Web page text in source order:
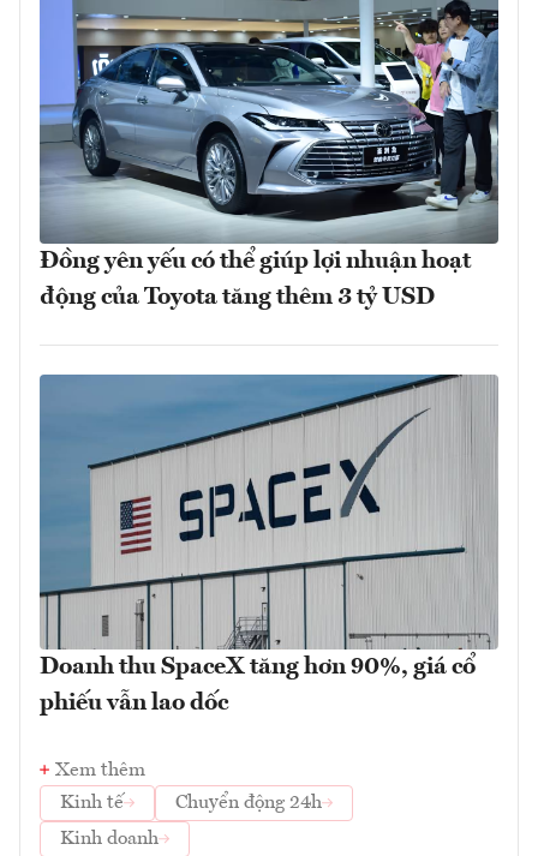
Đồng yên yếu có thể giúp lợi nhuận hoạt
động của Toyota tăng thêm 3 tỷ USD
Doanh thu SpaceX tăng hơn 90%, giá cổ
phiếu vẫn lao dốc
Xem thêm
Kinh tế
Chuyển động 24h
Kinh doanh